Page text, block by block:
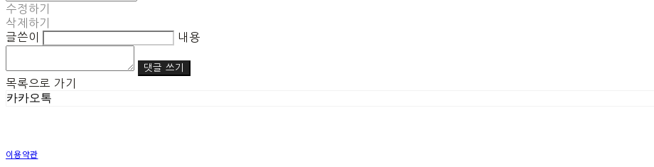
수정하기
삭제하기
글쓴이
내용
댓글 쓰기
목록으로 가기
카카오톡
이용약관